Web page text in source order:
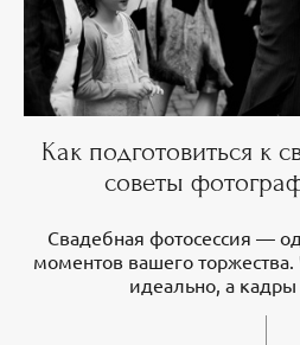
Как подготовиться к
советы
Свадебная фотосессия —
моментов вашего
идеально, а кадры